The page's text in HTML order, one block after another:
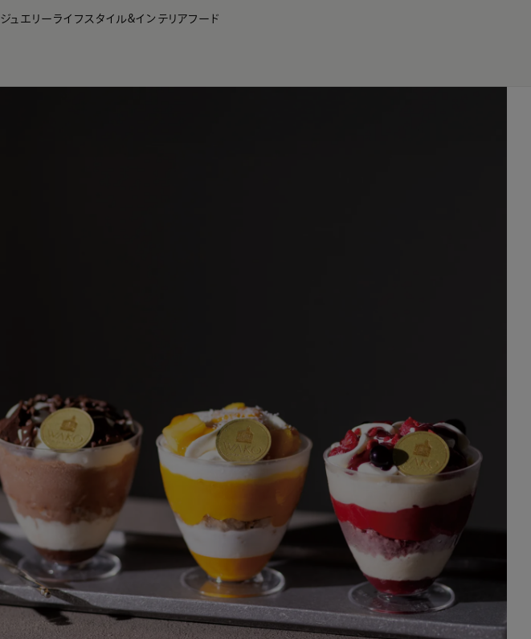
ジュエリー ライフスタイル&インテリアフード